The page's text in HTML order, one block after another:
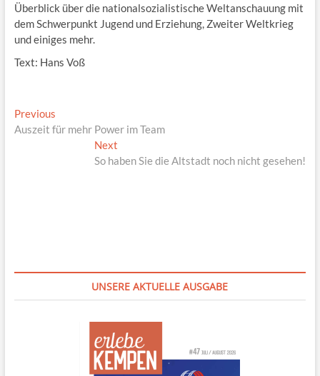
Überblick über die nationalsozialistische Weltanschauung mit
dem Schwerpunkt Jugend und Erziehung, Zweiter Weltkrieg
und einiges mehr.
Text: Hans Voß
Beitragsnavigation
PreviousPrevious
post:
Auszeit für mehr Power im Team
Next
post:
So haben Sie die Altstadt noch nicht gesehen!
UNSERE AKTUELLE AUSGABE